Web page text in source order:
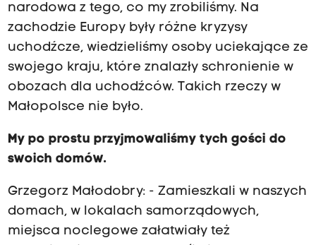
narodowa z tego, co my zrobiliśmy. Na
zachodzie Europy były różne kryzysy
uchodźcze, wiedzieliśmy osoby uciekające ze
swojego kraju, które znalazły schronienie w
obozach dla uchodźców. Takich rzeczy w
Małopolsce nie było.
My po prostu przyjmowaliśmy tych gości do
swoich domów.
Grzegorz Małodobry: - Zamieszkali w naszych
domach, w lokalach samorządowych,
miejsca noclegowe załatwiały też